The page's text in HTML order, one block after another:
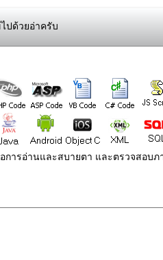
ปด้วยอ่าครับ
ารอ่านและสบายตา และตรวจสอบภ